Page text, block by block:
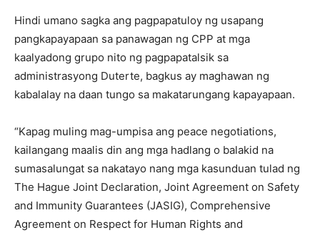
Hindi umano sagka ang pagpapatuloy ng usapang
pangkapayapaan sa panawagan ng CPP at mga
kaalyadong grupo nito ng pagpapatalsik sa
administrasyong Duterte, bagkus ay maghawan ng
kabalalay na daan tungo sa makatarungang kapayapaan.
“Kapag muling mag-umpisa ang peace negotiations,
kailangang maalis din ang mga hadlang o balakid na
sumasalungat sa nakatayo nang mga kasunduan tulad ng
The Hague Joint Declaration, Joint Agreement on Safety
and Immunity Guarantees (JASIG), Comprehensive
Agreement on Respect for Human Rights and